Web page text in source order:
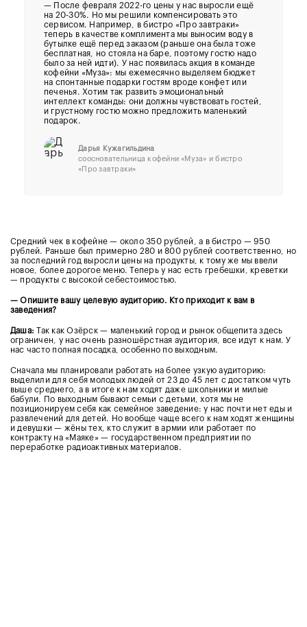
— После февраля 2022-го цены у нас выросли ещё
на 20-30%. Но мы решили компенсировать это
сервисом. Например, в бистро «Про завтраки»
теперь в качестве комплимента мы выносим воду в
бутылке ещё перед заказом (раньше она была тоже
бесплатная, но стояла на баре, поэтому гостю надо
было за ней идти). У нас появилась акция в команде
кофейни «Муза»: мы ежемесячно выделяем бюджет
на спонтанные подарки гостям вроде конфет или
печенья. Хотим так развить эмоциональный
интеллект команды: они должны чувствовать гостей,
и грустному гостю можно предложить маленький
подарок.
Дарья Кужагильдина
соосновательница кофейни «Муза» и бистро
«Про завтраки»
Средний чек в кофейне — около 350 рублей, а в бистро — 950
рублей. Раньше был примерно 280 и 800 рублей соответственно, но
за последний год выросли цены на продукты, к тому же мы ввели
новое, более дорогое меню. Теперь у нас есть гребешки, креветки
— продукты с высокой себестоимостью.
— Опишите вашу целевую аудиторию. Кто приходит к вам в
заведения?
Даша:Так как Озёрск — маленький город и рынок общепита здесь
ограничен, у нас очень разношёрстная аудитория, все идут к нам. У
нас часто полная посадка, особенно по выходным.
Сначала мы планировали работать на более узкую аудиторию:
выделили для себя молодых людей от 23 до 45 лет с достатком чуть
выше среднего, а в итоге к нам ходят даже школьники и милые
бабули. По выходным бывают семьи с детьми, хотя мы не
позиционируем себя как семейное заведение: у нас почти нет еды и
развлечений для детей. Но вообще чаще всего к нам ходят женщины
и девушки — жёны тех, кто служит в армии или работает по
контракту на «Маяке» — государственном предприятии по
переработке радиоактивных материалов.